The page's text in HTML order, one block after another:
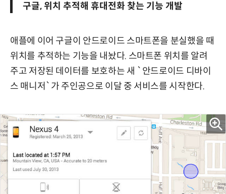
구글, 위치 추적해 휴대전화 찾는 기능 개발
애플에 이어 구글이 안드로이드 스마트폰을 분실했을 때
위치를 추적하는 기능을 내놨다. 스마트폰 위치를 알려
주고 저장된 데이터를 보호하는 새 `안드로이드 디바이
스 매니저`가 주인공으로 이달 중 서비스를 시작한다.